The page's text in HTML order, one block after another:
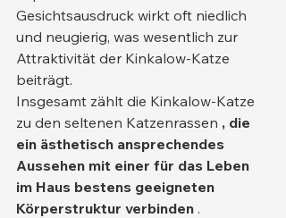
Gesichtsausdruck wirkt oft niedlich
und neugierig, was wesentlich zur
Attraktivität der Kinkalow-Katze
beiträgt.
Insgesamt zählt die Kinkalow-Katze
zu den seltenen Katzenrassen , die
ein ästhetisch ansprechendes
Aussehen mit einer für das Leben
im Haus bestens geeigneten
Körperstruktur verbinden .